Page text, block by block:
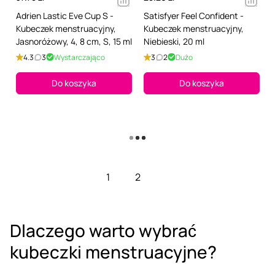
Adrien Lastic Eve Cup S -
Kubeczek menstruacyjny,
Jasnoróżowy, 4, 8 cm, S, 15 ml
4.3 3 Wystarczająco
Do koszyka
Satisfyer Feel Confident -
Kubeczek menstruacyjny,
Niebieski, 20 ml
3 2 Dużo
Do koszyka
Pokaż więcej
1 2
Dlaczego warto wybrać
kubeczki menstruacyjne?